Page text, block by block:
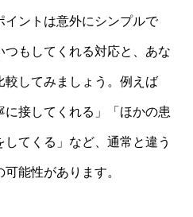
イントは意外にシンプルで
もしてくれる対応と、あな
較してみましょう。例えば
に接してくれる」「ほかの患
てくる」など、通常と違う
能性があります。